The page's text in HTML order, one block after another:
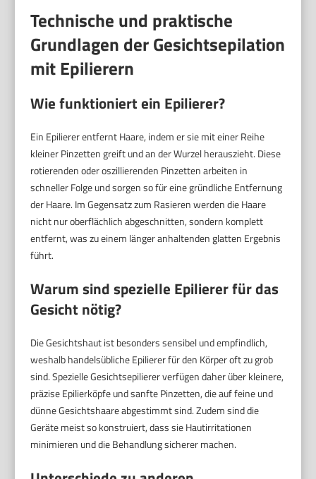
Technische und praktische
Grundlagen der Gesichtsepilation
mit Epilierern
Wie funktioniert ein Epilierer?
Ein Epilierer entfernt Haare, indem er sie mit einer Reihe
kleiner Pinzetten greift und an der Wurzel herauszieht. Diese
rotierenden oder oszillierenden Pinzetten arbeiten in
schneller Folge und sorgen so für eine gründliche Entfernung
der Haare. Im Gegensatz zum Rasieren werden die Haare
nicht nur oberflächlich abgeschnitten, sondern komplett
entfernt, was zu einem länger anhaltenden glatten Ergebnis
führt.
Warum sind spezielle Epilierer für das
Gesicht nötig?
Die Gesichtshaut ist besonders sensibel und empfindlich,
weshalb handelsübliche Epilierer für den Körper oft zu grob
sind. Spezielle Gesichtsepilierer verfügen daher über kleinere,
präzise Epilierköpfe und sanfte Pinzetten, die auf feine und
dünne Gesichtshaare abgestimmt sind. Zudem sind die
Geräte meist so konstruiert, dass sie Hautirritationen
minimieren und die Behandlung sicherer machen.